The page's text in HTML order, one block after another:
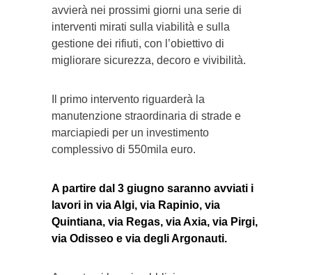
avvierà nei prossimi giorni una serie di
interventi mirati sulla viabilità e sulla
gestione dei rifiuti, con l’obiettivo di
migliorare sicurezza, decoro e vivibilità.
Il primo intervento riguarderà la
manutenzione straordinaria di strade e
marciapiedi per un investimento
complessivo di 550mila euro.
A partire dal 3 giugno saranno avviati i
lavori in via Algi, via Rapinio, via
Quintiana, via Regas, via Axia, via Pirgi,
via Odisseo e via degli Argonauti.